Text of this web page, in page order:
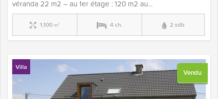
véranda 22 m2 – au 1er étage : 120 m2 au…
1,100 m² 4 ch. 2 sdb
Vendu
Villa